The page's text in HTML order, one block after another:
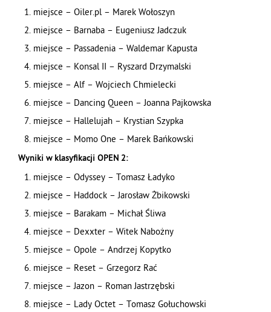
miejsce – Oiler.pl – Marek Wołoszyn
miejsce – Barnaba – Eugeniusz Jadczuk
miejsce – Passadenia – Waldemar Kapusta
miejsce – Konsal II – Ryszard Drzymalski
miejsce – Alf – Wojciech Chmielecki
miejsce – Dancing Queen – Joanna Pajkowska
miejsce – Hallelujah – Krystian Szypka
miejsce – Momo One – Marek Bańkowski
Wyniki w klasyfikacji OPEN 2:
miejsce – Odyssey – Tomasz Ładyko
miejsce – Haddock – Jarosław Żbikowski
miejsce – Barakam – Michał Śliwa
miejsce – Dexxter – Witek Nabożny
miejsce – Opole – Andrzej Kopytko
miejsce – Reset – Grzegorz Rać
miejsce – Jazon – Roman Jastrzębski
miejsce – Lady Octet – Tomasz Gołuchowski